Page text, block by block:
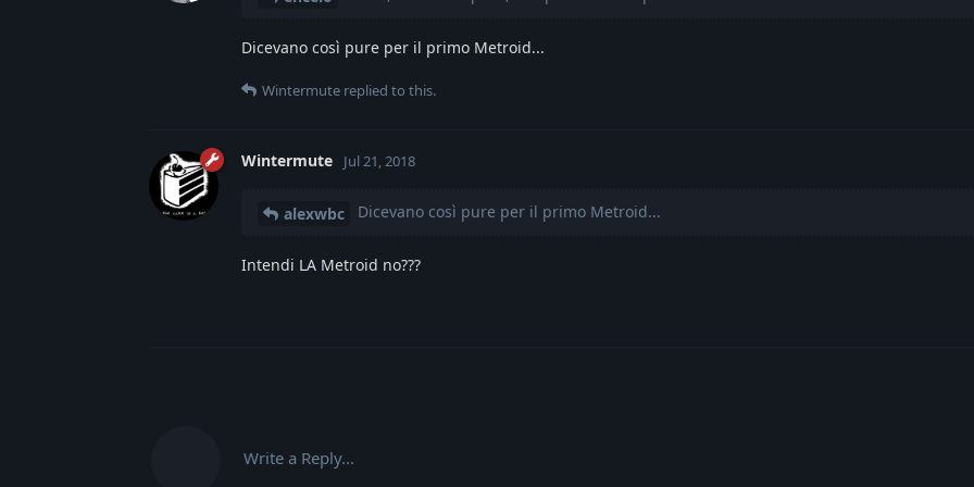
Dicevano così pure per il primo Metroid...
Wintermute replied to this.
Wintermute Jul 21, 2018
alexwbc Dicevano così pure per il primo Metroid...
Intendi LA Metroid no???
Write a Reply...